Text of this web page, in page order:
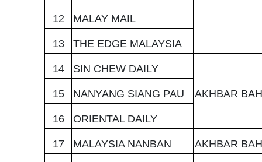
12 MALAY MAIL
13 THE EDGE MALAYSIA
14 SIN CHEW DAILY
AKHBAR
15 NANYANG SIANG PAU
16 ORIENTAL DAILY
17 MALAYSIA NANBAN AKHBAR